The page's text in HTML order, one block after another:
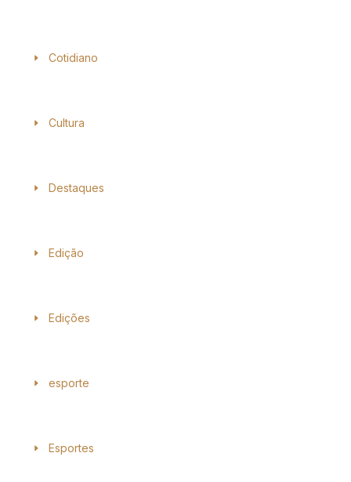
Cotidiano
Cultura
Destaques
Edição
Edições
esporte
Esportes